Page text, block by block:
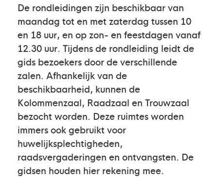
De rondleidingen zijn beschikbaar van
maandag tot en met zaterdag tussen 10
en 18 uur, en op zon- en feestdagen vanaf
12.30 uur. Tijdens de rondleiding leidt de
gids bezoekers door de verschillende
zalen. Afhankelijk van de
beschikbaarheid, kunnen de
Kolommenzaal, Raadzaal en Trouwzaal
bezocht worden. Deze ruimtes worden
immers ook gebruikt voor
huwelijksplechtigheden,
raadsvergaderingen en ontvangsten. De
gidsen houden hier rekening mee.